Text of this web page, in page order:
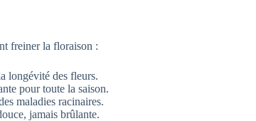
freiner la floraison :
longévité des fleurs.
pour toute la saison.
maladies racinaires.
jamais brûlante.